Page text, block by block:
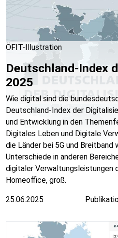
ÖFIT-Illustration
Deutschland-Index
2025
Wie digital sind die
Deutschland-Index der
und Entwicklung in den
Digitales Leben und Digitale
die Länder bei 5G und Breitband
Unterschiede in anderen
digitaler Verwaltungsleistungen
Homeoffice, groß.
25.06.2025